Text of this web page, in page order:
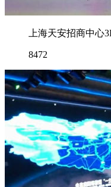
上海天安招商中心
8472